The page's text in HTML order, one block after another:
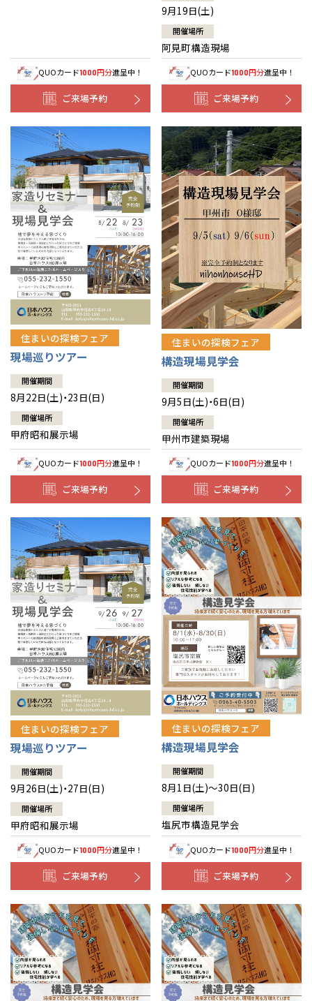
QUOカード1000円分進呈中！
ご来場予約
9月19日(土)
開催場所
阿見町構造現場
QUOカード1000円分進呈中！
ご来場予約
住まいの探検フェア
現場巡りツアー
開催期間
8月22日(土)・23日(日)
開催場所
甲府昭和展示場
QUOカード1000円分進呈中！
ご来場予約
住まいの探検フェア
構造現場見学会
開催期間
9月5日(土)・6日(日)
開催場所
甲州市建築現場
QUOカード1000円分進呈中！
ご来場予約
住まいの探検フェア
現場巡りツアー
開催期間
9月26日(土)・27日(日)
開催場所
甲府昭和展示場
QUOカード1000円分進呈中！
ご来場予約
住まいの探検フェア
構造現場見学会
開催期間
8月1日(土)～30日(日)
開催場所
塩尻市構造見学会
QUOカード1000円分進呈中！
ご来場予約